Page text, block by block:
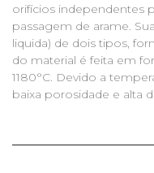
orifícios independentes
passagem de arame.
liquida) de dois tipos,
do material é feita em
1180°C. Devido a
baixa porosidade e alta